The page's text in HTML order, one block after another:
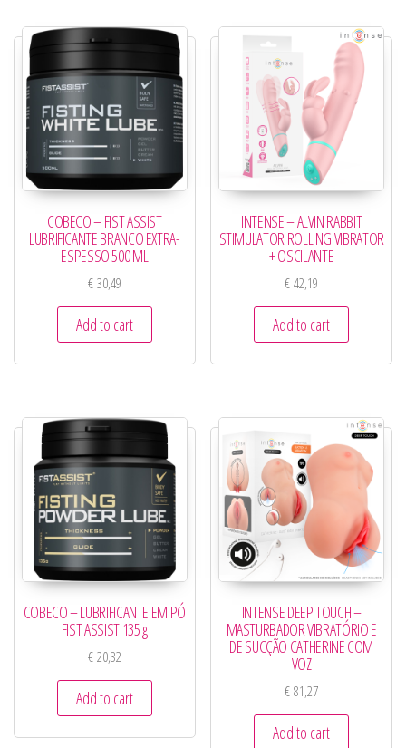
COBECO – FIST ASSIST
LUBRIFICANTE BRANCO EXTRA-
ESPESSO 500 ML
€30,49
Add to cart
INTENSE – ALVIN RABBIT
STIMULATOR ROLLING VIBRATOR
+ OSCILANTE
€42,19
Add to cart
COBECO – LUBRIFICANTE EM PÓ
FIST ASSIST 135 g
€20,32
Add to cart
INTENSE DEEP TOUCH –
MASTURBADOR VIBRATÓRIO E
DE SUCÇÃO CATHERINE COM
VOZ
€81,27
Add to cart